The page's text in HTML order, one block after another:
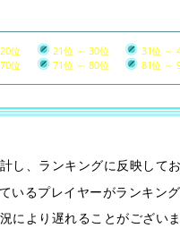
位 21位 ～ 30位
31位 ～
位 71位 ～ 80位 81位 ～
し、ランキングに反映して
いるプレイヤーがランキン
により遅れることがござい